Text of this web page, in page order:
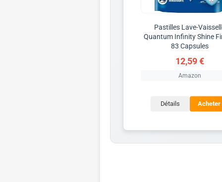
Pastilles Lave-
Quantum Infinity Shine
83 Capsules
12,59 €
Amazon
Détails Acheter